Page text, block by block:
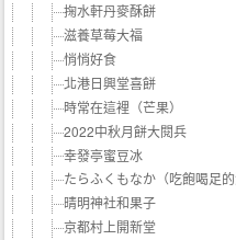
掬水軒丹麥酥餅
滋養草莓大福
悄悄好食
北港日興堂喜餅
時常在這裡（芒果）
2022中秋月餅大閱兵
幸發亭蜜豆冰
たらふくもなか（吃飽喝足的
晴明神社和果子
京都村上開新堂